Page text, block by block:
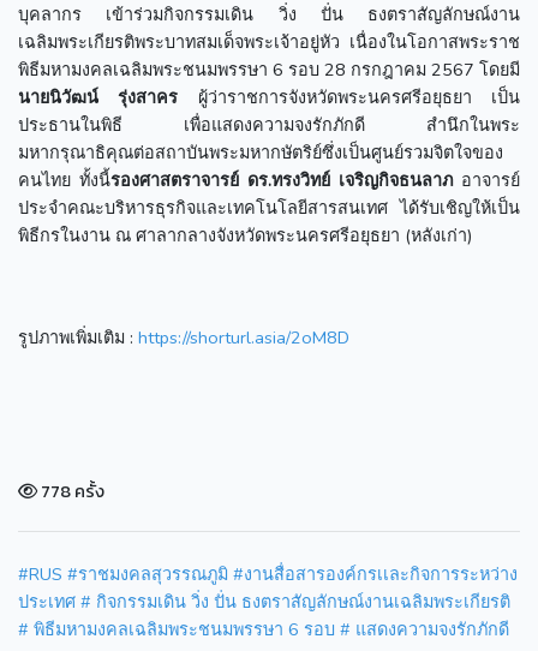
บุคลากร เข้าร่วมกิจกรรมเดิน วิ่ง ปั่น ธงตราสัญลักษณ์งาน
เฉลิมพระเกียรติพระบาทสมเด็จพระเจ้าอยู่หัว เนื่องในโอกาสพระราช
พิธีมหามงคลเฉลิมพระชนมพรรษา 6 รอบ 28 กรกฎาคม 2567 โดยมี
นายนิวัฒน์ รุ่งสาคร
ผู้ว่าราชการจังหวัดพระนครศรีอยุธยา เป็น
ประธานในพิธี เพื่อแสดงความจงรักภักดี สำนึกในพระ
มหากรุณาธิคุณต่อสถาบันพระมหากษัตริย์ซึ่งเป็นศูนย์รวมจิตใจของ
คนไทย ทั้งนี้รองศาสตราจารย์ ดร.ทรงวิทย์ เจริญกิจธนลาภอาจารย์
ประจำคณะบริหารธุรกิจและเทคโนโลยีสารสนเทศ ได้รับเชิญให้เป็น
พิธีกรในงาน ณ ศาลากลางจังหวัดพระนครศรีอยุธยา (หลังเก่า)
รูปภาพเพิ่มเติม : https://shorturl.asia/2oM8D
778 ครั้ง
#RUS #ราชมงคลสุวรรณภูมิ #งานสื่อสารองค์กรเเละกิจการระหว่าง
ประเทศ # กิจกรรมเดิน วิ่ง ปั่น ธงตราสัญลักษณ์งานเฉลิมพระเกียรติ
# พิธีมหามงคลเฉลิมพระชนมพรรษา 6 รอบ # แสดงความจงรักภักดี